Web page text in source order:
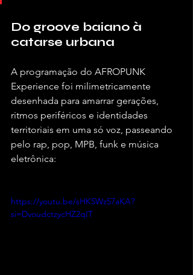
Do groove baiano à
catarse urbana
A programação do AFROPUNK
Experience foi milimetricamente
desenhada para amarrar gerações,
ritmos periféricos e identidades
territoriais em uma só voz, passeando
pelo rap, pop, MPB, funk e música
eletrônica:
https://youtu.be/sHK5Wz57aKA?
si=DvoudctzycHZ2qIT